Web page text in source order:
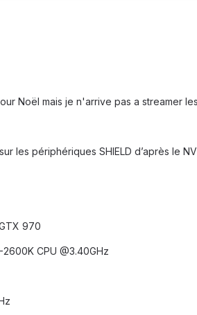
Noël mais je n'arrive pas a streamer
les périphériques SHIELD d’après le
970
CPU @3.40GHz